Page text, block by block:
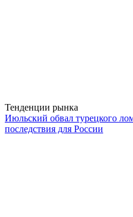
Тенденции рынка
Июльский обвал турецкого
последствия для России